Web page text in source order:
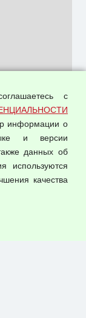
с
информации о
и версии
данных об
используются
качества